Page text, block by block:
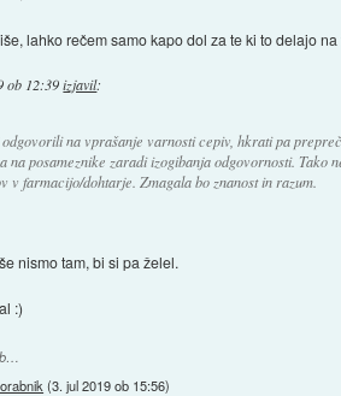
lahko rečem samo kapo dol za te ki to delajo
ob 12:39 izjavil:
na vprašanje varnosti cepiv, hkrati pa
na posameznike zaradi izogibanja odgovornosti. Tako
v farmacijo/dohtarje. Zmagala bo znanost in razum.
nismo tam, bi si pa želel.
:)
(3. jul 2019 ob 15:56)